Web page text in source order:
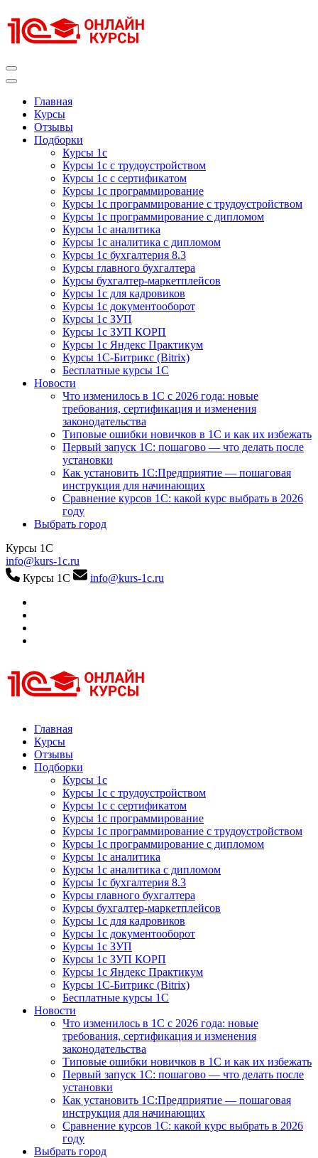
к
содержимому
Главная
Курсы
Отзывы
Подборки
Курсы 1с
Курсы 1с с трудоустройством
Курсы 1с с сертификатом
Курсы 1с программирование
Курсы 1с программирование с трудоустройством
Курсы 1с программирование с дипломом
Курсы 1с аналитика
Курсы 1с аналитика с дипломом
Курсы 1с бухгалтерия 8.3
Курсы главного бухгалтера
Курсы бухгалтер-маркетплейсов
Курсы 1с для кадровиков
Курсы 1с документооборот
Курсы 1с ЗУП
Курсы 1с ЗУП КОРП
Курсы 1с Яндекс Практикум
Курсы 1С-Битрикс (Bitrix)
Бесплатные курсы 1С
Новости
Что изменилось в 1С с 2026 года: новые
требования, сертификация и изменения
законодательства
Типовые ошибки новичков в 1С и как их избежать
Первый запуск 1С: пошагово — что делать после
установки
Как установить 1С:Предприятие — пошаговая
инструкция для начинающих
Сравнение курсов 1С: какой курс выбрать в 2026
году
Выбрать город
Курсы 1С
info@kurs-1c.ru
Курсы 1С
info@kurs-1c.ru
Курсы 1С
Курсы 1С официальная сертификация
Главная
Курсы
Отзывы
Подборки
Курсы 1с
Курсы 1с с трудоустройством
Курсы 1с с сертификатом
Курсы 1с программирование
Курсы 1с программирование с трудоустройством
Курсы 1с программирование с дипломом
Курсы 1с аналитика
Курсы 1с аналитика с дипломом
Курсы 1с бухгалтерия 8.3
Курсы главного бухгалтера
Курсы бухгалтер-маркетплейсов
Курсы 1с для кадровиков
Курсы 1с документооборот
Курсы 1с ЗУП
Курсы 1с ЗУП КОРП
Курсы 1с Яндекс Практикум
Курсы 1С-Битрикс (Bitrix)
Бесплатные курсы 1С
Новости
Что изменилось в 1С с 2026 года: новые
требования, сертификация и изменения
законодательства
Типовые ошибки новичков в 1С и как их избежать
Первый запуск 1С: пошагово — что делать после
установки
Как установить 1С:Предприятие — пошаговая
инструкция для начинающих
Сравнение курсов 1С: какой курс выбрать в 2026
году
Выбрать город